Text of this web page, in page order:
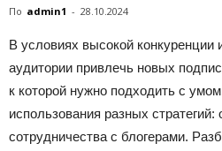
По admin1 - 28.10.2024
В условиях высокой конкуренции
аудитории привлечь новых
к которой нужно подходить с
использования разных
сотрудничества с блогерами.